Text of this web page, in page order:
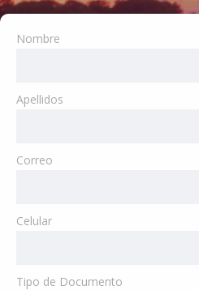
Nombre
Apellidos
Correo
Celular
Tipo de Documento